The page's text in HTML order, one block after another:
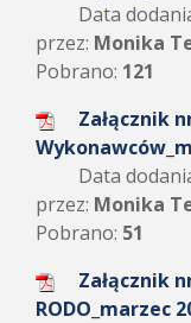
Data
przez: Monika
Pobrano: 121
Załącznik
Data
przez: Monika
Pobrano: 51
Załącznik
RODO_marzec